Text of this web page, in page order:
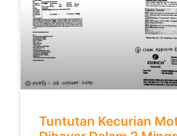
Tuntutan Kecurian